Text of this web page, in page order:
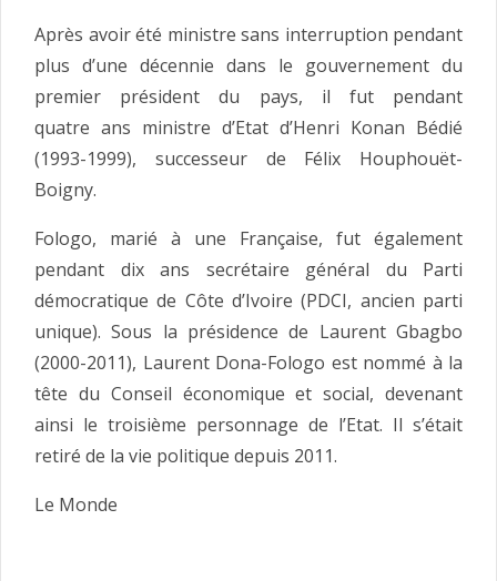
Après avoir été ministre sans interruption pendant
plus d’une décennie dans le gouvernement du
premier président du pays, il fut pendant
quatre ans ministre d’Etat d’Henri Konan Bédié
(1993-1999), successeur de Félix Houphouët-
Boigny.
Fologo, marié à une Française, fut également
pendant dix ans secrétaire général du Parti
démocratique de Côte d’Ivoire (PDCI, ancien parti
unique). Sous la présidence de Laurent Gbagbo
(2000-2011), Laurent Dona-Fologo est nommé à la
tête du Conseil économique et social, devenant
ainsi le troisième personnage de l’Etat. Il s’était
retiré de la vie politique depuis 2011.
Le Monde